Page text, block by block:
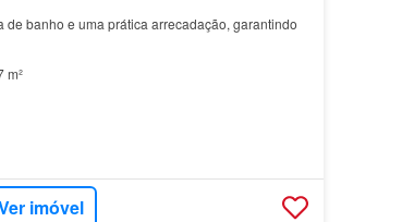
banho e uma prática arrecadação, garantindo
m²
imóvel